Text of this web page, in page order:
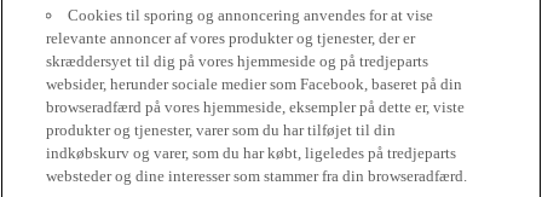
Cookies til sporing og annoncering anvendes for at vise
relevante annoncer af vores produkter og tjenester, der er
skræddersyet til dig på vores hjemmeside og på tredjeparts
websider, herunder sociale medier som Facebook, baseret på din
browseradfærd på vores hjemmeside, eksempler på dette er, viste
produkter og tjenester, varer som du har tilføjet til din
indkøbskurv og varer, som du har købt, ligeledes på tredjeparts
websteder og dine interesser som stammer fra din browseradfærd.